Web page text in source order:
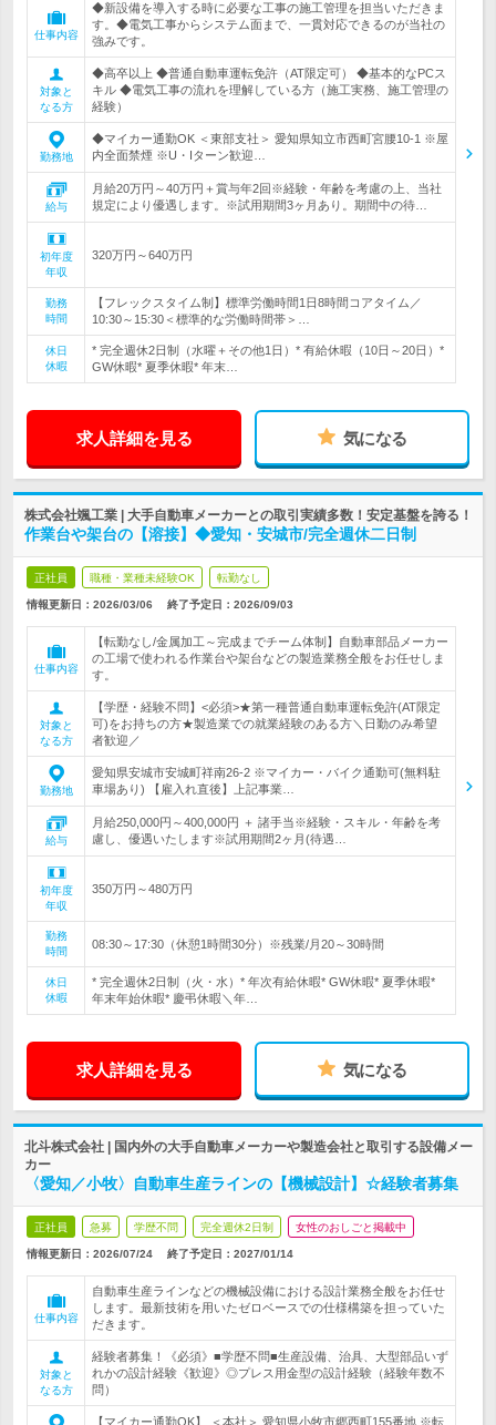
仕事内容
◆新設備を導入する時に必要な工事の施工管理を担当いただきま
す。◆電気工事からシステム面まで、一貫対応できるのが当社の
強みです。
対象と
なる方
◆高卒以上 ◆普通自動車運転免許（AT限定可） ◆基本的なPCス
キル ◆電気工事の流れを理解している方（施工実務、施工管理の
経験）
勤務地
◆マイカー通勤OK ＜東部支社＞ 愛知県知立市西町宮腰10-1 ※屋
内全面禁煙 ※U・Iターン歓迎…
給与
月給20万円～40万円＋賞与年2回※経験・年齢を考慮の上、当社
規定により優遇します。※試用期間3ヶ月あり。期間中の待…
初年度
年収
320万円～640万円
勤務
時間
【フレックスタイム制】標準労働時間1日8時間コアタイム／
10:30～15:30＜標準的な労働時間帯＞…
休日
休暇
* 完全週休2日制（水曜＋その他1日）* 有給休暇（10日～20日）*
GW休暇* 夏季休暇* 年末…
求人詳細を見る 気になる
株式会社颯工業 | 大手自動車メーカーとの取引実績多数！安定基盤を誇る！
作業台や架台の【溶接】◆愛知・安城市/完全週休二日制
正社員 職種・業種未経験OK 転勤なし
情報更新日：2026/03/06 終了予定日： 2026/09/03
仕事内容
【転勤なし/金属加工～完成までチーム体制】自動車部品メーカー
の工場で使われる作業台や架台などの製造業務全般をお任せしま
す。
対象と
なる方
【学歴・経験不問】<必須>★第一種普通自動車運転免許(AT限定
可)をお持ちの方★製造業での就業経験のある方＼日勤のみ希望
者歓迎／
勤務地
愛知県安城市安城町祥南26-2 ※マイカー・バイク通勤可(無料駐
車場あり) 【雇入れ直後】上記事業…
給与
月給250,000円～400,000円 ＋ 諸手当※経験・スキル・年齢を考
慮し、優遇いたします※試用期間2ヶ月(待遇…
初年度
年収
350万円～480万円
勤務
時間
08:30～17:30（休憩1時間30分）※残業/月20～30時間
休日
休暇
* 完全週休2日制（火・水）* 年次有給休暇* GW休暇* 夏季休暇*
年末年始休暇* 慶弔休暇＼年…
求人詳細を見る 気になる
北斗株式会社 | 国内外の大手自動車メーカーや製造会社と取引する設備メー
カー
〈愛知／小牧〉自動車生産ラインの【機械設計】☆経験者募集
正社員 急募 学歴不問 完全週休2日制 女性のおしごと掲載中
情報更新日：2026/07/24 終了予定日： 2027/01/14
仕事内容
自動車生産ラインなどの機械設備における設計業務全般をお任せ
します。最新技術を用いたゼロベースでの仕様構築を担っていた
だきます。
対象と
なる方
経験者募集！《必須》■学歴不問■生産設備、治具、大型部品いず
れかの設計経験《歓迎》◎プレス用金型の設計経験（経験年数不
問）
【マイカー通勤OK】 ＜本社＞ 愛知県小牧市郷西町155番地 ※転